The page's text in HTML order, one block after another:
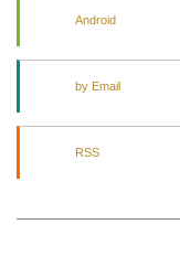
Android
by Email
RSS